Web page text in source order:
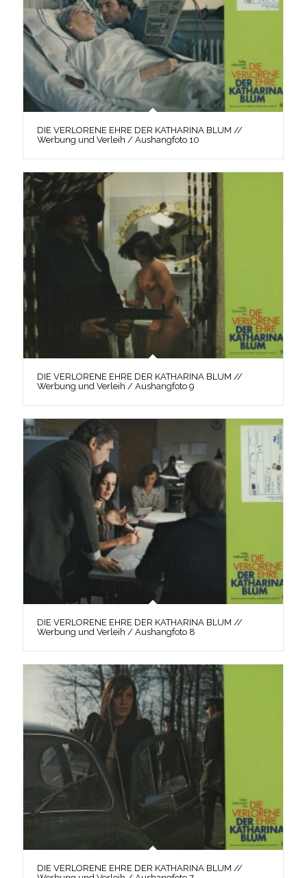
DIE VERLORENE EHRE DER KATHARINA BLUM //
Werbung und Verleih / Aushangfoto 10
DIE VERLORENE EHRE DER KATHARINA BLUM //
Werbung und Verleih / Aushangfoto 9
DIE VERLORENE EHRE DER KATHARINA BLUM //
Werbung und Verleih / Aushangfoto 8
DIE VERLORENE EHRE DER KATHARINA BLUM //